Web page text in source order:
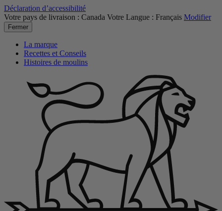
Déclaration d’accessibilité
Votre pays de livraison : Canada Votre Langue : Français Modifier
Fermer
La marque
Recettes et Conseils
Histoires de moulins